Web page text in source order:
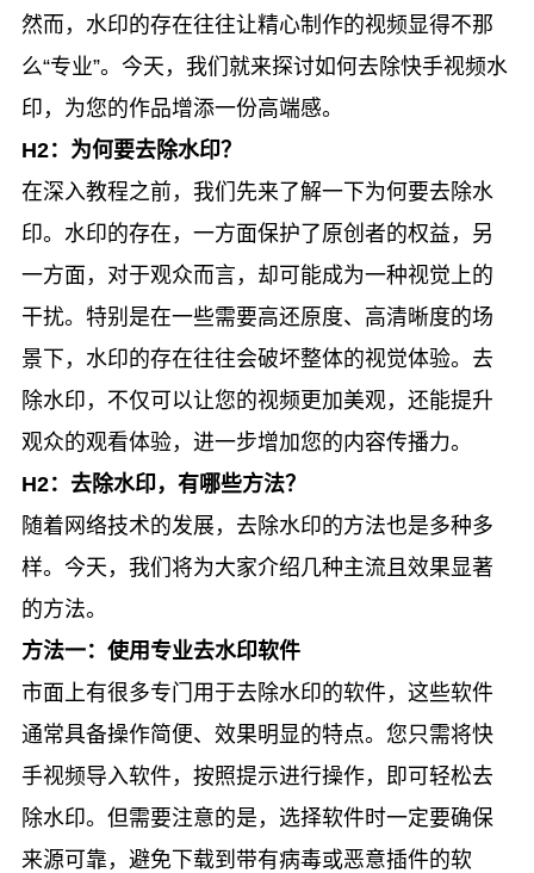
然而，水印的存在往往让精心制作的视频显得不那
么“专业”。今天，我们就来探讨如何去除快手视频水
印，为您的作品增添一份高端感。
H2：为何要去除水印？
在深入教程之前，我们先来了解一下为何要去除水
印。水印的存在，一方面保护了原创者的权益，另
一方面，对于观众而言，却可能成为一种视觉上的
干扰。特别是在一些需要高还原度、高清晰度的场
景下，水印的存在往往会破坏整体的视觉体验。去
除水印，不仅可以让您的视频更加美观，还能提升
观众的观看体验，进一步增加您的内容传播力。
H2：去除水印，有哪些方法？
随着网络技术的发展，去除水印的方法也是多种多
样。今天，我们将为大家介绍几种主流且效果显著
的方法。
方法一：使用专业去水印软件
市面上有很多专门用于去除水印的软件，这些软件
通常具备操作简便、效果明显的特点。您只需将快
手视频导入软件，按照提示进行操作，即可轻松去
除水印。但需要注意的是，选择软件时一定要确保
来源可靠，避免下载到带有病毒或恶意插件的软